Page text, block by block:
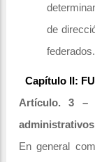
de
federados.
Capítulo II:
Artículo. 3 –
administrativos
En general